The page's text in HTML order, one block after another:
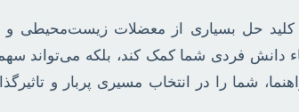
کلید حل بسیاری از معضلات
دانش فردی شما کمک کند، بلکه می‌تواند
شما را در انتخاب مسیری پربار و